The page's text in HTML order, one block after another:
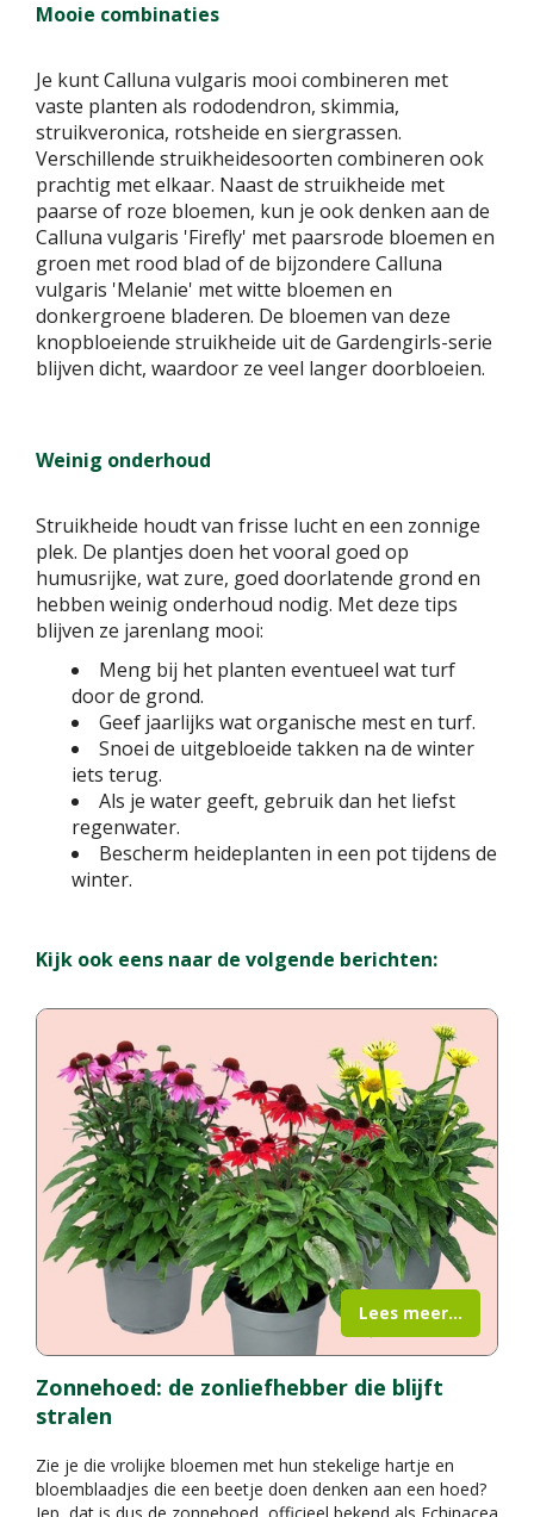
Mooie combinaties
Je kunt Calluna vulgaris mooi combineren met
vaste planten als rododendron, skimmia,
struikveronica, rotsheide en siergrassen.
Verschillende struikheidesoorten combineren ook
prachtig met elkaar. Naast de struikheide met
paarse of roze bloemen, kun je ook denken aan de
Calluna vulgaris 'Firefly' met paarsrode bloemen en
groen met rood blad of de bijzondere Calluna
vulgaris 'Melanie' met witte bloemen en
donkergroene bladeren. De bloemen van deze
knopbloeiende struikheide uit de Gardengirls-serie
blijven dicht, waardoor ze veel langer doorbloeien.
Weinig onderhoud
Struikheide houdt van frisse lucht en een zonnige
plek. De plantjes doen het vooral goed op
humusrijke, wat zure, goed doorlatende grond en
hebben weinig onderhoud nodig. Met deze tips
blijven ze jarenlang mooi:
Meng bij het planten eventueel wat turf
door de grond.
Geef jaarlijks wat organische mest en turf.
Snoei de uitgebloeide takken na de winter
iets terug.
Als je water geeft, gebruik dan het liefst
regenwater.
Bescherm heideplanten in een pot tijdens de
winter.
Kijk ook eens naar de volgende berichten:
Zonnehoed: de zonliefhebber die blijft
stralen
Zie je die vrolijke bloemen met hun stekelige hartje en
bloemblaadjes die een beetje doen denken aan een hoed?
Lees meer...